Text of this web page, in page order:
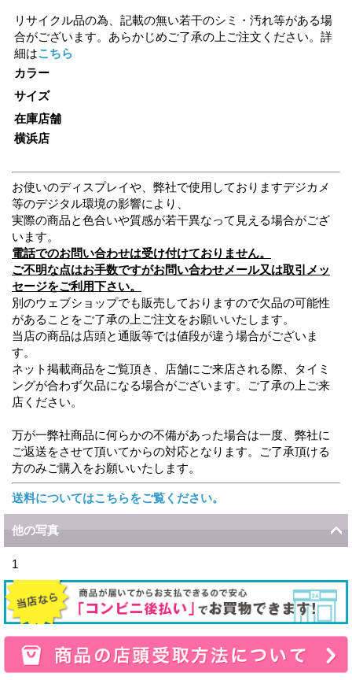
リサイクル品の為、記載の無い若干のシミ・汚れ等がある場
合がございます。あらかじめご了承の上ご注文ください。詳
細はこちら
カラー
サイズ
在庫店舗
横浜店
お使いのディスプレイや、弊社で使用しておりますデジカメ
等のデジタル環境の影響により、
実際の商品と色合いや質感が若干異なって見える場合がござ
います。
電話でのお問い合わせは受け付けておりません。
ご不明な点はお手数ですがお問い合わせメール又は取引メッ
セージをご利用下さい。
別のウェブショップでも販売しておりますので欠品の可能性
があることをご了承の上ご注文をお願いいたします。
当店の商品は店頭と通販等では値段が違う場合がございま
す。
ネット掲載商品をご覧頂き、店舗にご来店される際、タイミ
ングが合わず欠品になる場合がございます。ご了承の上ご来
店ください。
万が一弊社商品に何らかの不備があった場合は一度、弊社に
ご返送をさせて頂いてからの対応となります。ご了承頂ける
方のみご購入をお願いいたします。
送料についてはこちらをご覧ください。
他の写真
1